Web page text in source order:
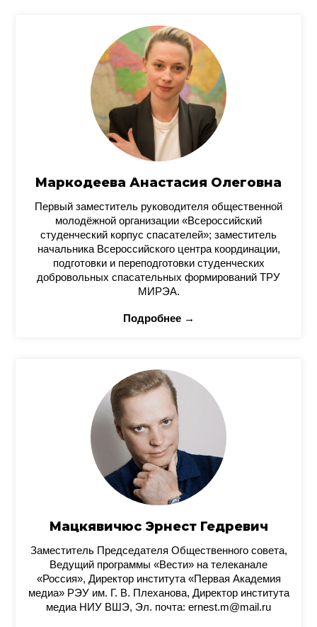
Маркодеева Анастасия Олеговна
Первый заместитель руководителя общественной
молодёжной организации «Всероссийский
студенческий корпус спасателей»; заместитель
начальника Всероссийского центра координации,
подготовки и переподготовки студенческих
добровольных спасательных формирований ТРУ
МИРЭА.
Подробнее →
Мацкявичюс Эрнест Гедревич
Заместитель Председателя Общественного совета,
Ведущий программы «Вести» на телеканале
«Россия», Директор института «Первая Академия
медиа» РЭУ им. Г. В. Плеханова, Директор института
медиа НИУ ВШЭ, Эл. почта: ernest.m@mail.ru